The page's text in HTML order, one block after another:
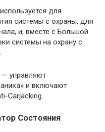
для
системы с охраны, для
и, вместе с Большой
системы на охрану с
управляют
и включают
Carjacking.
Состояния